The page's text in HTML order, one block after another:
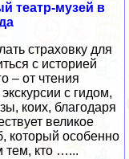
театр-музей в
страховку для
с историей
– от чтения
с гидом,
коих, благодаря
великое
который особенно
тем, кто …...